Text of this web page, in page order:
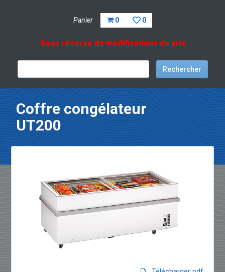
Panier 0 0
Sous réserve de modifications de prix
Coffre congélateur
UT200